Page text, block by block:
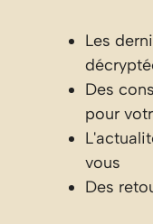
Les
Des
pour
vous
Des